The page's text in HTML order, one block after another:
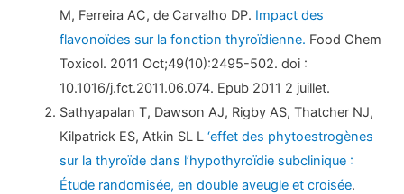
M, Ferreira AC, de Carvalho DP. Impact des
flavonoïdes sur la fonction thyroïdienne. Food Chem
Toxicol. 2011 Oct;49(10):2495-502. doi :
10.1016/j.fct.2011.06.074. Epub 2011 2 juillet.
Sathyapalan T, Dawson AJ, Rigby AS, Thatcher NJ,
Kilpatrick ES, Atkin SL L‘effet des phytoestrogènes
sur la thyroïde dans l’hypothyroïdie subclinique :
Étude randomisée, en double aveugle et croisée.